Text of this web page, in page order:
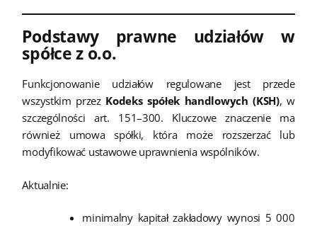
Podstawy prawne udziałów w
spółce z o.o.
Funkcjonowanie udziałów regulowane jest przede
wszystkim przez Kodeks spółek handlowych (KSH), w
szczególności art. 151–300. Kluczowe znaczenie ma
również umowa spółki, która może rozszerzać lub
modyfikować ustawowe uprawnienia wspólników.
Aktualnie:
minimalny kapitał zakładowy wynosi 5 000